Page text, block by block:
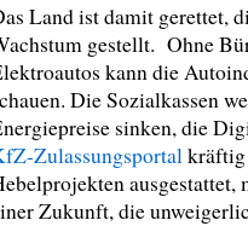
Land ist damit gerettet,
gestellt. Ohne
kann die
Die Sozialkassen
sinken, die
Zulassungsportal kräftig
ausgestattet,
Zukunft, die